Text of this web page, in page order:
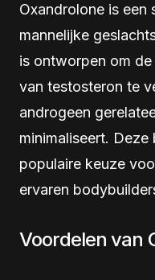
Oxandrolone is een
mannelijke
is ontworpen om
van testosteron te
androgeen
minimaliseert. Deze
populaire keuze
ervaren
Voordelen van